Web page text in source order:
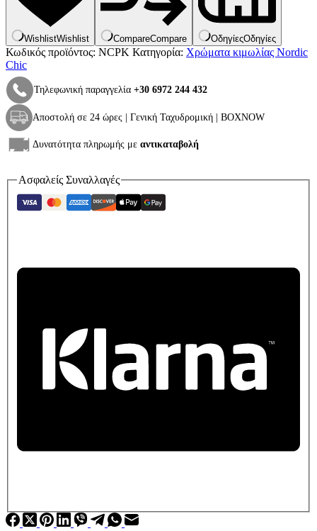
WishlistWishlist CompareCompare ΟδηγίεςΟδηγίες
Κωδικός προϊόντος: NCPK Κατηγορία: Χρώματα κιμωλίας Nordic
Chic
Τηλεφωνική παραγγελία +30 6972 244 432
Αποστολή σε 24 ώρες | Γενική Ταχυδρομική | BOXNOW
Δυνατότητα πληρωμής με αντικαταβολή
Ασφαλείς Συναλλαγές